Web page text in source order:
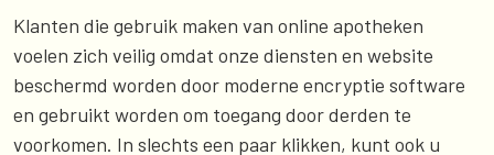
Klanten die gebruik maken van online apotheken
voelen zich veilig omdat onze diensten en website
beschermd worden door moderne encryptie software
en gebruikt worden om toegang door derden te
voorkomen. In slechts een paar klikken, kunt ook u